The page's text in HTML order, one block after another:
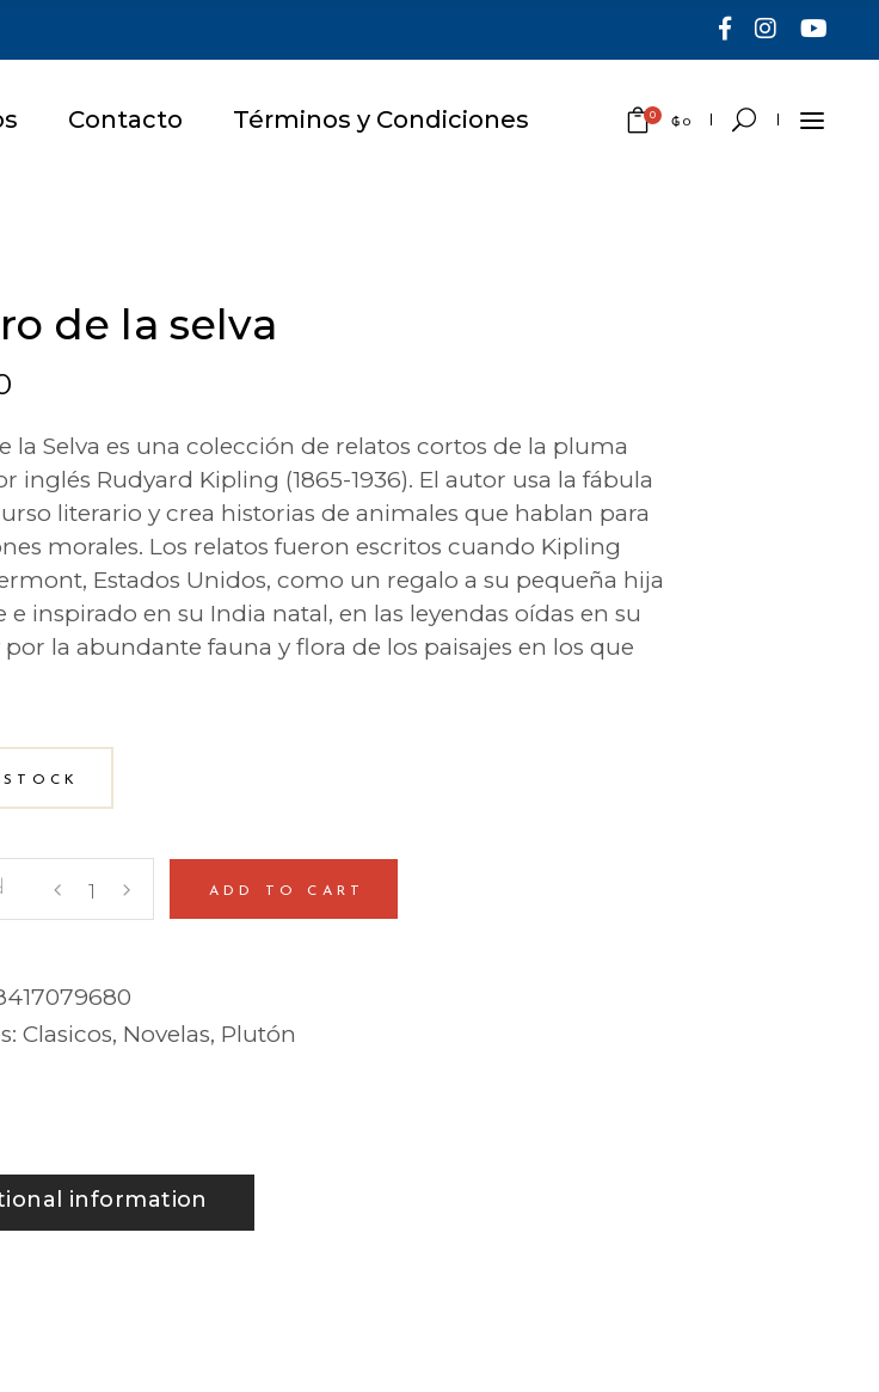
Contacto Términos y Condiciones 0 ₲ 0
de la selva
la Selva es una colección de relatos cortos de la pluma
inglés Rudyard Kipling (1865-1936). El autor usa la fábula
literario y crea historias de animales que hablan para
morales. Los relatos fueron escritos cuando Kipling
Estados Unidos, como un regalo a su pequeña hija
e inspirado en su India natal, en las leyendas oídas en su
la abundante fauna y flora de los paisajes en los que
selva
quantity
ADD TO CART
Clasicos, Novelas, Plutón
information